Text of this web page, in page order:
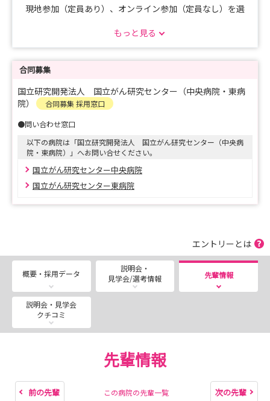
現地参加（定員あり）、オンライン参加（定員なし）を選
みなさまのお越しをお待ちしています！
https://www.ncc.go.jp/jp/ncch/division/nursing/intern
東病院：
/02.html
もっと見る
合同募集
国立研究開発法人 国立がん研究センター（中央病院・東病
院）
合同募集 採用窓口
●問い合わせ窓口
以下の病院は「国立研究開発法人 国立がん研究センター（中央病
院・東病院）」へお問い合せください。
国立がん研究センター中央病院
国立がん研究センター東病院
エントリーとは
概要・採用データ
説明会・
見学会/選考情報
先輩情報
説明会・見学会
クチコミ
先輩情報
前の先輩 この病院の先輩一覧 次の先輩